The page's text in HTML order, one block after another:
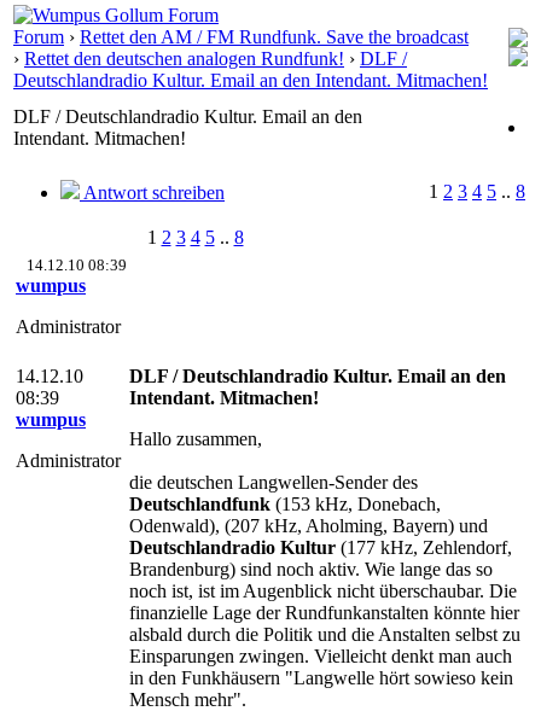
Forum › Rettet den AM / FM Rundfunk. Save the broadcast
› Rettet den deutschen analogen Rundfunk! › DLF /
Deutschlandradio Kultur. Email an den Intendant. Mitmachen!
DLF / Deutschlandradio Kultur. Email an den
Intendant. Mitmachen!
Antwort schreiben 1 2 3 4 5 .. 8
1 2 3 4 5.. 8
14.12.10 08:39
wumpus
Administrator
14.12.10
08:39
wumpus
Administrator
DLF / Deutschlandradio Kultur. Email an den
Intendant. Mitmachen!
Hallo zusammen,
die deutschen Langwellen-Sender des
Deutschlandfunk (153 kHz, Donebach,
Odenwald), (207 kHz, Aholming, Bayern) und
Deutschlandradio Kultur (177 kHz, Zehlendorf,
Brandenburg) sind noch aktiv. Wie lange das so
noch ist, ist im Augenblick nicht überschaubar. Die
finanzielle Lage der Rundfunkanstalten könnte hier
alsbald durch die Politik und die Anstalten selbst zu
Einsparungen zwingen. Vielleicht denkt man auch
in den Funkhäusern "Langwelle hört sowieso kein
Mensch mehr".